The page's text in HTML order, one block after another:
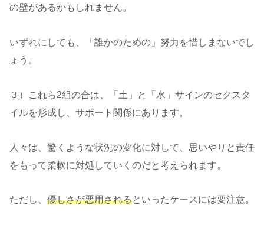
の壁があるかもしれません。
いずれにしても、「誰かのための」努力を惜しまないでし
ょう。
３）これら2組の合は、「土」と「水」サインのセクスタ
イルを形成し、サポート関係にあります。
人々は、驚くような状況の変化に対して、思いやりと責任
をもって柔軟に対処していくのだと考えられます。
ただし、 優しさが悪用されるといったケースには要注意。